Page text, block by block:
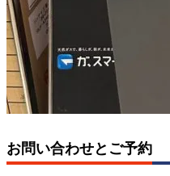
お問い合わせとご予約